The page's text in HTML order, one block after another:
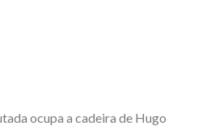
ocupa a cadeira de Hugo